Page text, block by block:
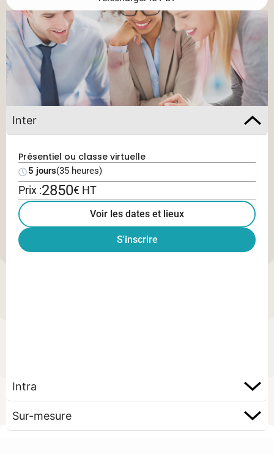
Inter
Présentiel ou classe virtuelle
5 jours(35 heures)
Prix :2850€ HT
Voir les dates et lieux
S'inscrire
Intra
Sur-mesure